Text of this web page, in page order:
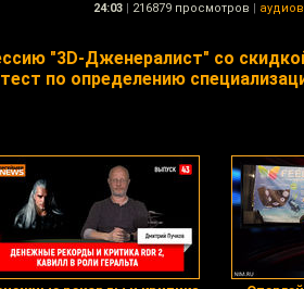
24:03 | 216879 просмотров |
"3D-Дженералист" со
по определению